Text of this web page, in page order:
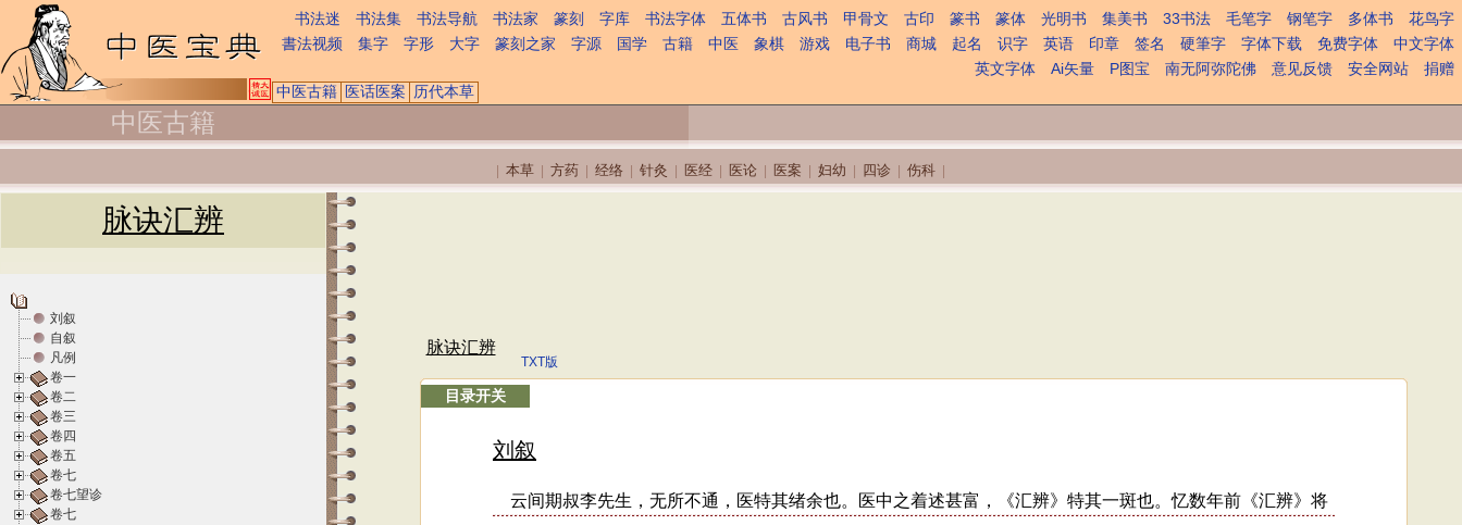
书法迷 书法集 书法导航 书法家 篆刻 字库 书法字体 五体书 古风书 甲骨文 古印 篆书 篆体 光明书 集美书 33书法 毛笔字 钢笔字 多体书
花鸟字
書法视频
集字 字形 大字 篆刻之家 字源 国学 古籍 中医 象棋 游戏 电子书 商城 起名 识字 英语 印章 签名 硬筆字 字体下载 免费字体
中文字体
英文字体
Ai矢量 P图宝 南无阿弥陀佛 意见反馈 安全网站
捐赠
中医古籍 医话医案 历代本草
中医古籍
本草 方药 经络 针灸 医经 医论 医案 妇幼 四诊 伤科
脉诀汇辨
刘叙
自叙
凡例
卷一
卷二
卷三
卷四
卷五
卷七
卷七望诊
卷七
脉诀汇辨
TXT版
目录开关